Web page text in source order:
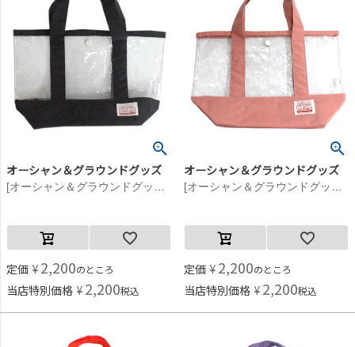
オーシャン＆グラウンドグッズ
定価 ¥ 2,200のところ
当店特別価格 ¥ 2,200税込
オーシャン＆グラウンドグッズ
定価 ¥ 2,200のところ
当店特別価格 ¥ 2,200税込